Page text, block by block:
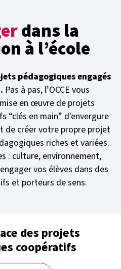
dans la
à l’école
pédagogiques engagés
Pas à pas, l’OCCE vous
en œuvre de projets
“clés en main” d'envergure
de créer votre propre projet
riches et variées.
: culture, environnement,
vos élèves dans des
et porteurs de sens.
des projets
coopératifs